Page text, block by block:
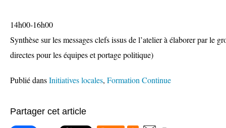
14h00-16h00
Synthèse sur les messages clefs issus de l’atelier à élaborer par le
directes pour les équipes et portage politique)
Publié dansInitiatives locales, Formation Continue
Partager cet article